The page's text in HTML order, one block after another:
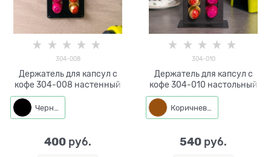
304-008
Держатель для капсул с
кофе 304-008 настенный
400 руб.
304-010
Держатель для капсул с
кофе 304-010 настольный
540 руб.